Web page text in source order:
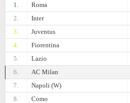
1.
Roma
2.
Inter
3.
Juventus
4.
Fiorentina
5.
Lazio
6.
AC Milan
7.
Napoli (W)
8.
Como